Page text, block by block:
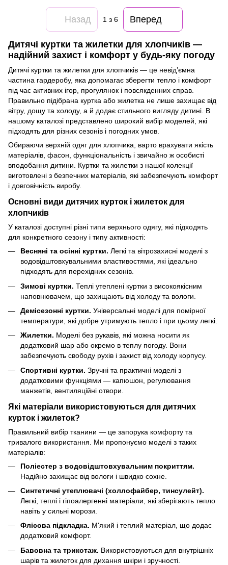
Назад 1 з 6 Вперед
Дитячі куртки та жилетки для хлопчиків —
надійний захист і комфорт у будь-яку погоду
Дитячі куртки та жилетки для хлопчиків — це невід’ємна
частина гардеробу, яка допомагає зберегти тепло і комфорт
під час активних ігор, прогулянок і повсякденних справ.
Правильно підібрана куртка або жилетка не лише захищає від
вітру, дощу та холоду, а й додає стильного вигляду дитині. В
нашому каталозі представлено широкий вибір моделей, які
підходять для різних сезонів і погодних умов.
Обираючи верхній одяг для хлопчика, варто врахувати якість
матеріалів, фасон, функціональність і звичайно ж особисті
вподобання дитини. Куртки та жилетки з нашої колекції
виготовлені з безпечних матеріалів, які забезпечують комфорт
і довговічність виробу.
Основні види дитячих курток і жилеток для
хлопчиків
У каталозі доступні різні типи верхнього одягу, які підходять
для конкретного сезону і типу активності:
Весняні та осінні куртки. Легкі та вітрозахисні моделі з
водовідштовхувальними властивостями, які ідеально
підходять для перехідних сезонів.
Зимові куртки. Теплі утеплені куртки з високоякісним
наповнювачем, що захищають від холоду та вологи.
Демісезонні куртки. Універсальні моделі для помірної
температури, які добре утримують тепло і при цьому легкі.
Жилетки. Моделі без рукавів, які можна носити як
додатковий шар або окремо в теплу погоду. Вони
забезпечують свободу рухів і захист від холоду корпусу.
Спортивні куртки. Зручні та практичні моделі з
додатковими функціями — капюшон, регулювання
манжетів, вентиляційні отвори.
Які матеріали використовуються для дитячих
курток і жилеток?
Правильний вибір тканини — це запорука комфорту та
тривалого використання. Ми пропонуємо моделі з таких
матеріалів:
Поліестер з водовідштовхувальним покриттям.
Надійно захищає від вологи і швидко сохне.
Синтетичні утеплювачі (холлофайбер, тинсулейт).
Легкі, теплі і гіпоалергенні матеріали, які зберігають тепло
навіть у сильні морози.
Флісова підкладка. М'який і теплий матеріал, що додає
додатковий комфорт.
Бавовна та трикотаж. Використовуються для внутрішніх
шарів та жилеток для дихання шкіри і зручності.